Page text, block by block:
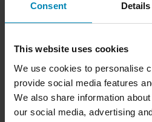
Consent Details
This website uses cookies
We use cookies to personalise
provide social media features
We also share information
our social media, advertising
• Valmistettu HPTT-polykarbonaatista
• COOLMAX-vuori: erinomainen
• Irrotettava ja pestävä
• Hypoallergeeninen
• Laserleikattu vaahtomuovi
• Leuka- ja etutuuletusaukot
• Ilmanpoistoaukko
Väri
Punainen, Musta
Toimitus ja palautus
Toimitamme päivittäin tilauksia
Teemme aina parhaamme
tuotteet mahdollisimman nopeasti!
(Kysy
Kysy jotain
Suosikit